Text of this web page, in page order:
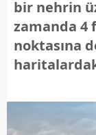
bir nehrin
zamanda 4
noktasına